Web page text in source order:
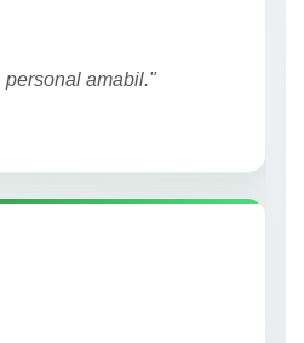
amabil."